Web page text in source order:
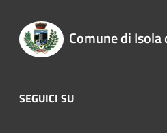
Comune di Isola
SEGUICI SU